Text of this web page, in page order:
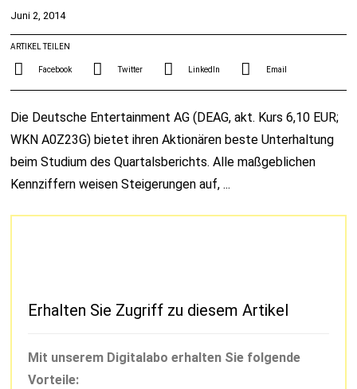
Juni 2, 2014
ARTIKEL TEILEN
Facebook Twitter LinkedIn Email
Die Deutsche Entertainment AG (DEAG, akt. Kurs 6,10 EUR;
WKN A0Z23G) bietet ihren Aktionären beste Unterhaltung
beim Studium des Quartalsberichts. Alle maßgeblichen
Kennziffern weisen Steigerungen auf, ...
Erhalten Sie Zugriff zu diesem Artikel
Mit unserem Digitalabo erhalten Sie folgende
Vorteile: